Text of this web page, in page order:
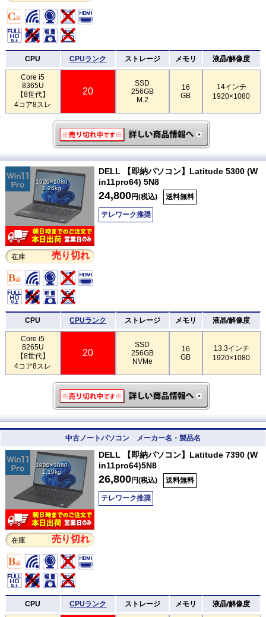
CPU CPUランク ストレージ メモリ 液晶/解像度
Core i5
8365U
【8世代】
4コア8スレ
20
SSD
256GB
M.2
16
GB
14インチ
1920×1080
1920×1080
1.24kg
在庫 売り切れ
DELL 【即納パソコン】Latitude 5300 (W
in11pro64) 5N8
24,800円(税込) 送料無料
テレワーク推奨
CPU CPUランク ストレージ メモリ 液晶/解像度
Core i5
8265U
【8世代】
4コア8スレ
20
SSD
256GB
NVMe
16
GB
13.3インチ
1920×1080
中古ノートパソコン メーカー名・製品名
1920×1080
1.19kg
在庫 売り切れ
DELL 【即納パソコン】Latitude 7390 (W
in11pro64)5N8
26,800円(税込) 送料無料
テレワーク推奨
CPU CPUランク ストレージ メモリ 液晶/解像度